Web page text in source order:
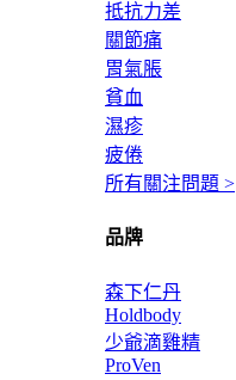
抵抗力差
關節痛
胃氣脹
貧血
濕疹
疲倦
所有關注問題 >
品牌
森下仁丹
Holdbody
少爺滴雞精
ProVen